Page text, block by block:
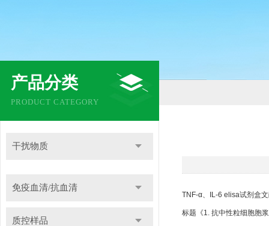
产品分类
PRODUCT CATEGORY
干扰物质
免疫血清/抗血清
质控样品
TNF-α、IL-6 elisa试剂盒
标题《1. 抗中性粒细胞胞